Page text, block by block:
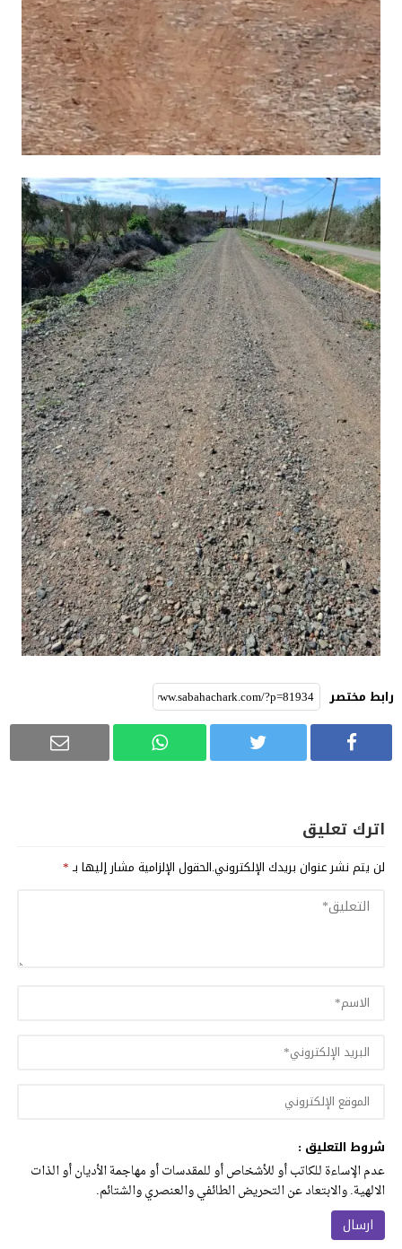
رابط مختصر
اترك تعليق
لن يتم نشر عنوان بريدك الإلكتروني.الحقول الإلزامية مشار إليها بـ*
شروط التعليق :
عدم الإساءة للكاتب أو للأشخاص أو للمقدسات أو مهاجمة الأديان أو الذات
الالهية. والابتعاد عن التحريض الطائفي والعنصري والشتائم.